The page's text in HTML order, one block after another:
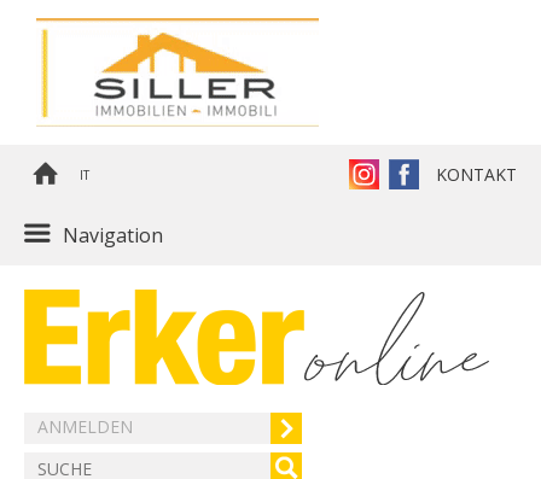
IT KONTAKT
Navigation
ANMELDEN